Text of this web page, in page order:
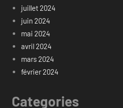
juillet 2024
juin 2024
mai 2024
avril 2024
mars 2024
février 2024
Categories